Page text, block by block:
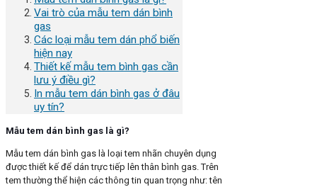
Vai trò của mẫu tem dán bình
gas
Các loại mẫu tem dán phổ biến
hiện nay
Thiết kế mẫu tem bình gas cần
lưu ý điều gì?
In mẫu tem dán bình gas ở đâu
uy tín?
Mẫu tem dán bình gas là gì?
Mẫu tem dán bình gas là loại tem nhãn chuyên dụng
được thiết kế để dán trực tiếp lên thân bình gas. Trên
tem thường thể hiện các thông tin quan trọng như: tên